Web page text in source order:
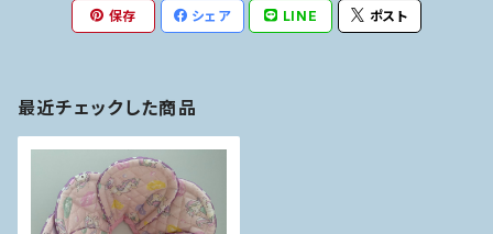
保存 シェア LINE ポスト
最近チェックした商品